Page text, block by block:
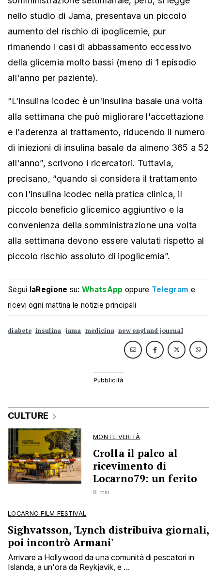
nello studio di Jama, presentava un piccolo
aumento del rischio di ipoglicemie, pur
rimanendo i casi di abbassamento eccessivo
della glicemia molto bassi (meno di 1 episodio
all'anno per paziente).
“L'insulina icodec è un'insulina basale una volta
alla settimana che può migliorare l'accettazione
e l'aderenza al trattamento, riducendo il numero
di iniezioni di insulina basale da almeno 365 a 52
all'anno”, scrivono i ricercatori. Tuttavia,
precisano, “quando si considera il trattamento
con l'insulina icodec nella pratica clinica, il
piccolo beneficio glicemico aggiuntivo e la
convenienza della somministrazione una volta
alla settimana devono essere valutati rispetto al
piccolo rischio assoluto di ipoglicemia”.
Segui laRegione su:WhatsApp oppure Telegram e
ricevi ogni mattina le notizie principali
diabete insulina jama medicina new england journal
CULTURE
MONTE VERITÀ
Crolla il palco al
ricevimento di
Locarno79: un ferito
8 min
LOCARNO FILM FESTIVAL
Sighvatsson, 'Lynch distribuiva giornali,
poi incontrò Armani'
Arrivare a Hollywood da una comunità di pescatori in
Islanda, a un'ora da Reykjavik, e ...